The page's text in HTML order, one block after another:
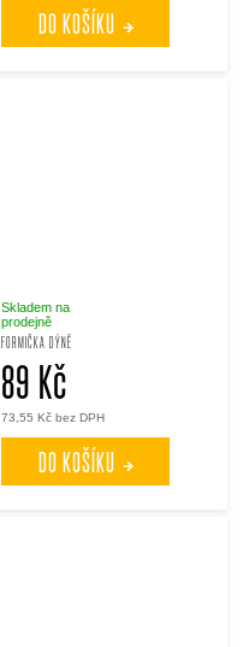
DO KOŠÍKU
FORMIČKA DÝNĚ
Skladem na
prodejně
73,55 Kč bez DPH
89 Kč
DO KOŠÍKU